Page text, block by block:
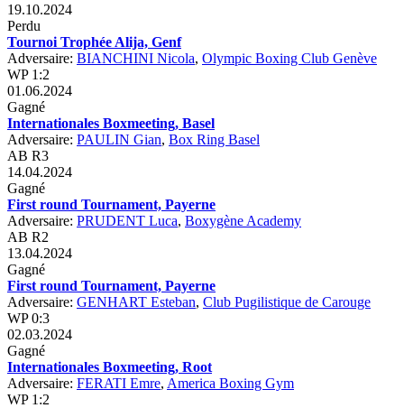
19.10.2024
Perdu
Tournoi Trophée Alija, Genf
Adversaire: BIANCHINI Nicola, Olympic Boxing Club Genève
WP 1:2
01.06.2024
Gagné
Internationales Boxmeeting, Basel
Adversaire: PAULIN Gian, Box Ring Basel
AB R3
14.04.2024
Gagné
First round Tournament, Payerne
Adversaire: PRUDENT Luca, Boxygène Academy
AB R2
13.04.2024
Gagné
First round Tournament, Payerne
Adversaire: GENHART Esteban, Club Pugilistique de Carouge
WP 0:3
02.03.2024
Gagné
Internationales Boxmeeting, Root
Adversaire: FERATI Emre, America Boxing Gym
WP 1:2